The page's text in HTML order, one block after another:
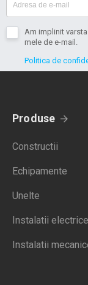
Am implinit
mele de e-mail.
Politica de
Produse
Constructii
Echipamente
Unelte
Instalatii electrice
Instalatii